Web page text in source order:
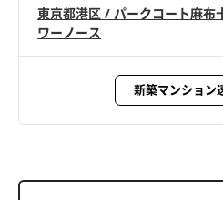
東京都港区 / パークコート麻布
ワーノース
新築マンション